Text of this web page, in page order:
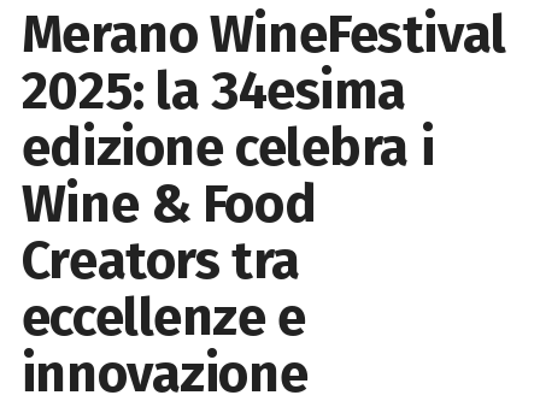
Merano WineFestival
2025: la 34esima
edizione celebra i
Wine & Food
Creators tra
eccellenze e
innovazione